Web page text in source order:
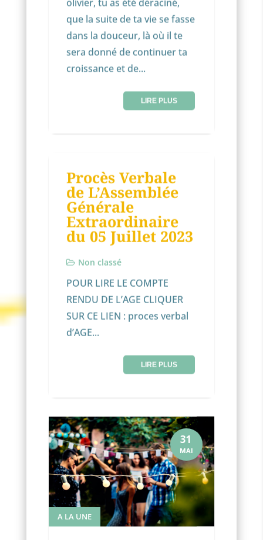
que la suite de ta vie se fasse
dans la douceur, là où il te
sera donné de continuer ta
croissance et de...
LIRE PLUS
Procès Verbale
de L’Assemblée
Générale
Extraordinaire
du 05 Juillet 2023
Non classé
POUR LIRE LE COMPTE
RENDU DE L’AGE CLIQUER
SUR CE LIEN : proces verbal
d’AGE...
LIRE PLUS
31
MAI
A LA UNE